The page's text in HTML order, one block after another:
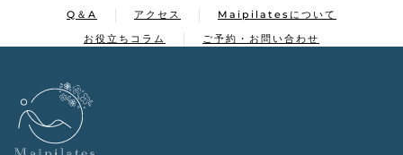
Q＆A
アクセス
Maipilatesについて
お役立ちコラム
ご予約・お問い合わせ